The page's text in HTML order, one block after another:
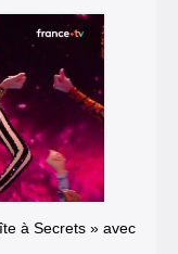
à Secrets » avec